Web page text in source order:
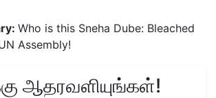
Who is this Sneha Dube: Bleached
Assembly!
ஆதரவளியுங்கள்!